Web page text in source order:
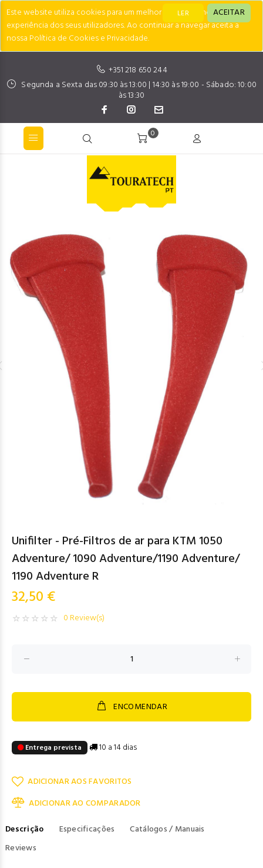
Este website utiliza cookies para um melhor desempenho e
experiência dos seus utilizadores. Ao continuar a navegar aceita a
nossa Política de Cookies e Privacidade.
LER ACEITAR
+351 218 650 244
Segunda a Sexta das 09:30 às 13:00 | 14:30 às 19:00 - Sábado: 10:00
às 13:30
0
Unifilter - Pré-Filtros de ar para KTM 1050
Adventure/ 1090 Adventure/1190 Adventure/
1190 Adventure R
32,50 €
0 Review(s)
ENCOMENDAR
Entrega prevista 10 a 14 dias
ADICIONAR AOS FAVORITOS
ADICIONAR AO COMPARADOR
Descrição
Especificações
Catálogos / Manuais
Reviews